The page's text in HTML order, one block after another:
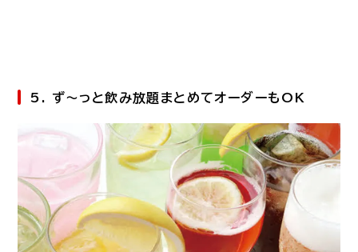
5. ず～っと飲み放題まとめてオーダーもOK